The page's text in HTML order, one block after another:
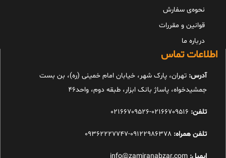
نحوه‌ی سفارش
قوانین و مقررات
درباره ما
اطلاعات تماس
آدرس: تهران، پارک شهر، خیابان امام خمینی (ره)، بن بست
جمشیدخواه، پاساژ بانک ابزار، طبقه دوم، واحد46
تلفن:
تلفن همراه: 09122986378-09362227747